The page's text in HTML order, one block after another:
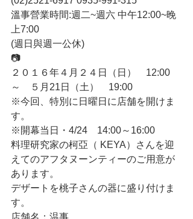
溫事營業時間:週二~週六 中午12:00~晚
上7:00
(週日與週一公休)
📷
２０１６年４月２４日（日）　12:00
～　５月21日（土）　19:00
※今回、特別に日曜日に店舗を開けま
す。
※開幕当日・4/24　14:00～16:00
料理研究家の柯亞（ KEYA）さんを迎
えてのアフタヌーンティーのご用意が
あります。
デザートを桃子さんの器に盛り付けま
す。
店舗名：温事